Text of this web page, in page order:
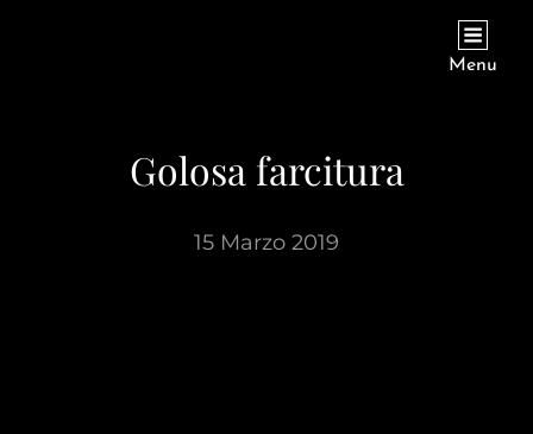
Menu
Golosa farcitura
15 Marzo 2019